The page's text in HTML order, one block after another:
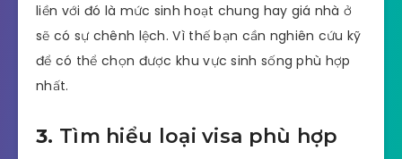
liền với đó là mức sinh hoạt chung hay giá nhà ở
sẽ có sự chênh lệch. Vì thế bạn cần nghiên cứu kỹ
để có thể chọn được khu vực sinh sống phù hợp
nhất.
3. Tìm hiểu loại visa phù hợp